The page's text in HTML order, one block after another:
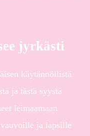
jyrkästi
käytännöllistä
ja tästä syystä
leimaamaan
ja lapsille